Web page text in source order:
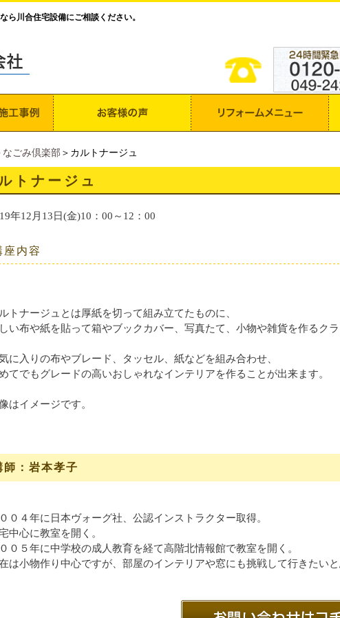
ら川合住宅設備にご相談ください。
なごみ倶楽部 ＞カルトナージュ
トナージュ
年12月13日(金)10：00～12：00
座内容
トナージュとは厚紙を切って組み立てたものに、
い布や紙を貼って箱やブックカバー、写真たて、小物や雑貨を作るクラ
に入りの布やブレード、タッセル、紙などを組み合わせ、
てでもグレードの高いおしゃれなインテリアを作ることが出来ます。
はイメージです。
師：岩本孝子
０４年に日本ヴォーグ社、公認インストラクター取得。
中心に教室を開く。
０５年に中学校の成人教育を経て高階北情報館で教室を開く。
は小物作り中心ですが、部屋のインテリアや窓にも挑戦して行きたいと